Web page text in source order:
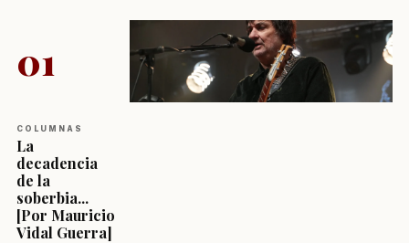
01
COLUMNAS
La
decadencia
de la
soberbia...
[Por Mauricio
Vidal Guerra]